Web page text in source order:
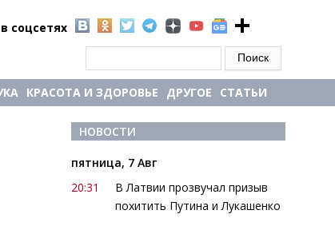
соцсетях
КРАСОТА И ЗДОРОВЬЕ ДРУГОЕ СТАТЬИ
НОВОСТИ
пятница, 7 Авг
20:31
В Латвии прозвучал призыв
похитить Путина и Лукашенко